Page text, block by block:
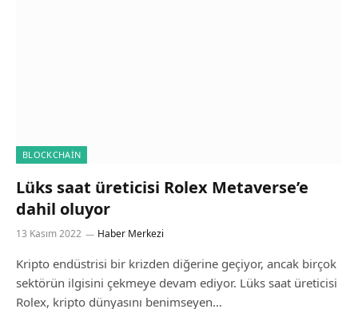
BLOCKCHAIN
Lüks saat üreticisi Rolex Metaverse’e
dahil oluyor
13 Kasım 2022 Haber Merkezi
Kripto endüstrisi bir krizden diğerine geçiyor, ancak birçok
sektörün ilgisini çekmeye devam ediyor. Lüks saat üreticisi
Rolex, kripto dünyasını benimseyen…